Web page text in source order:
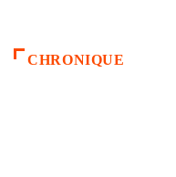
CHRONIQUE